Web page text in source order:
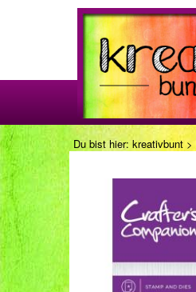
Du bist hier: kreativbunt >